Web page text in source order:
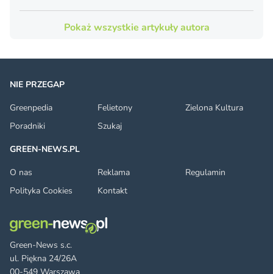
Pokaż wszystkie artykuły autora
Green-News s.c.
ul. Piękna 24/26A
NIE PRZEGAP
Greenpedia
Felietony
Zielona Kultura
Poradniki
Szukaj
GREEN-NEWS.PL
O nas
Reklama
Regulamin
Polityka Cookies
Kontakt